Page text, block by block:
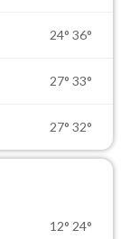
24° 36°
27° 33°
27° 32°
12° 24°